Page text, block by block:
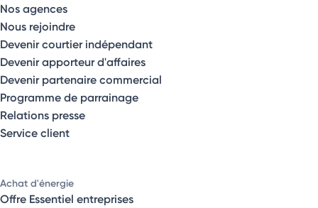
Nos agences
Nous rejoindre
Devenir courtier indépendant
Devenir apporteur d'affaires
Devenir partenaire commercial
Programme de parrainage
Relations presse
Service client
Achat d'énergie
Offre Essentiel entreprises